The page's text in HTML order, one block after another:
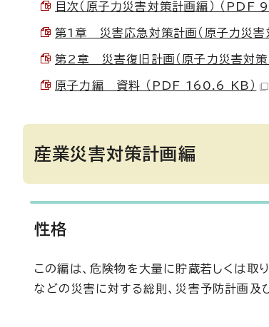
目次（原子力災害対策計画編） （PDF
第1章 災害応急対策計画（原子力災
第2章 災害復旧計画（原子力災害対
原子力編 資料 （PDF 160.6 KB）
産業災害対策計画編
性格
この編は、危険物を大量に貯蔵若しくは取
などの災害に対する総則、災害予防計画及